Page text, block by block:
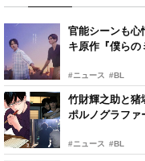
官能シーンも心
キ原作『僕らの
#ニュース #BL
竹財輝之助と猪
ポルノグラファ
#ニュース #BL